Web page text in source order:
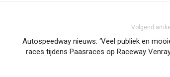
Volgend artikel
Autospeedway nieuws: ‘Veel publiek en
races tijdens Paasraces op Raceway